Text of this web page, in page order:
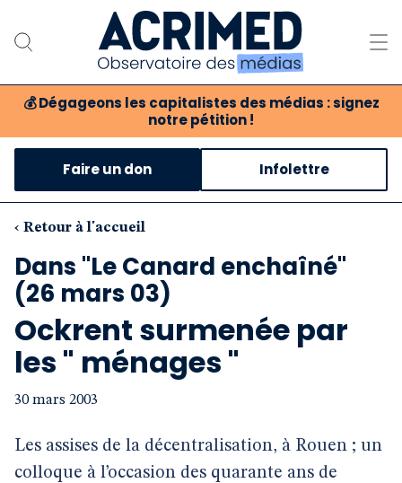
💰 Dégageons les capitalistes des médias : signez
notre pétition !
Notre association
Notre critique des médias
Nos propositions
Notre revue
Faire un don Infolettre
‹ Retour à l'accueil
Dans "Le Canard enchaîné"
(26 mars 03)
Ockrent surmenée par
les " ménages "
30 mars 2003
Les assises de la décentralisation, à Rouen ; un
colloque à l’occasion des quarante ans de